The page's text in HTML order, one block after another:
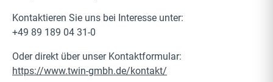
Kontaktieren Sie uns bei Interesse unter:
+49 89 189 04 31-0
Oder direkt über unser Kontaktformular:
https://www.twin-gmbh.de/kontakt/